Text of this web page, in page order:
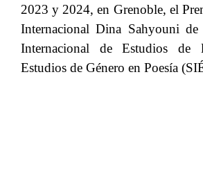
2023 y 2024, en Grenoble, el
Internacional Dina Sahyouni de
Internacional de Estudios
Estudios de Género en Poesía